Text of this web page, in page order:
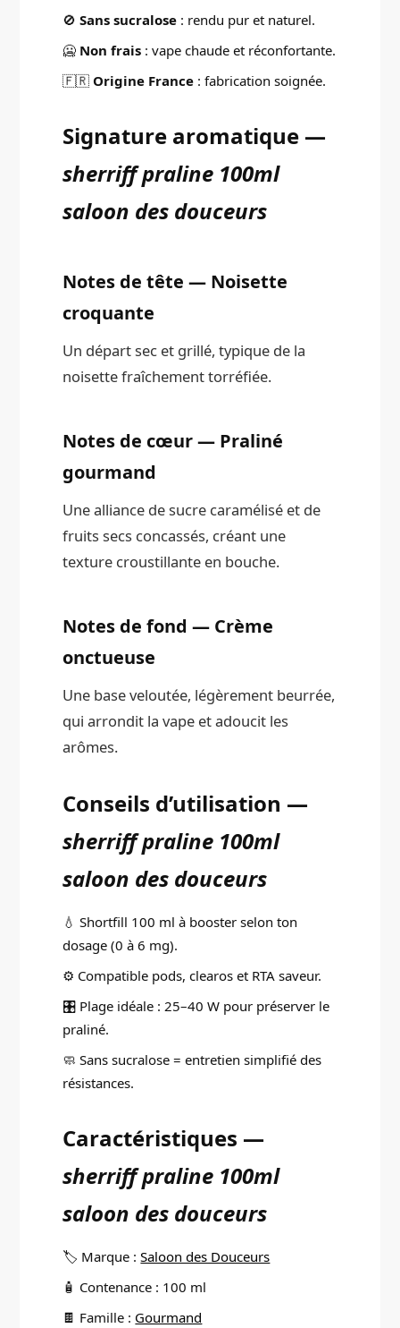
🚫Sans sucralose : rendu pur et naturel.
🥶 Non frais : vape chaude et réconfortante.
🇫🇷 Origine France : fabrication soignée.
Signature aromatique —
sherriff praline 100ml
saloon des douceurs
Notes de tête — Noisette
croquante
Un départ sec et grillé, typique de la
noisette fraîchement torréfiée.
Notes de cœur — Praliné
gourmand
Une alliance de sucre caramélisé et de
fruits secs concassés, créant une
texture croustillante en bouche.
Notes de fond — Crème
onctueuse
Une base veloutée, légèrement beurrée,
qui arrondit la vape et adoucit les
arômes.
Conseils d’utilisation —
sherriff praline 100ml
saloon des douceurs
💧 Shortfill 100 ml à booster selon ton
dosage (0 à 6 mg).
⚙️ Compatible pods, clearos et RTA saveur.
🎛️ Plage idéale : 25–40 W pour préserver le
praliné.
🧼 Sans sucralose = entretien simplifié des
résistances.
Caractéristiques —
sherriff praline 100ml
saloon des douceurs
🏷️ Marque :Saloon des Douceurs
🧴 Contenance : 100 ml
🍫 Famille : Gourmand